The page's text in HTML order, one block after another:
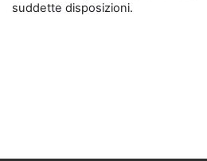
suddette disposizioni.